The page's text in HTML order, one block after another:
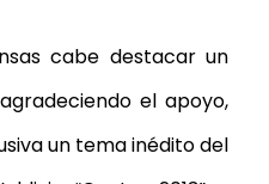
cabe destacar un
el apoyo,
un tema inédito del